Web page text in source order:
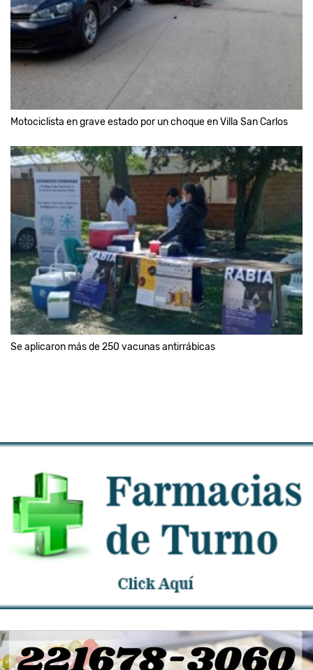
Motociclista en grave estado por un choque en Villa San Carlos
Se aplicaron más de 250 vacunas antirrábicas